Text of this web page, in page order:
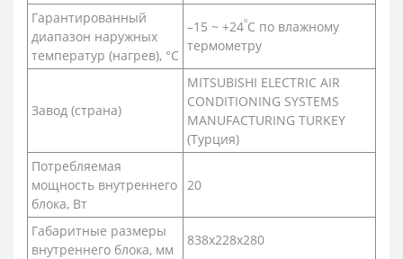
Гарантированный
диапазон наружных
температур (нагрев), °С
–15 ~ +24ºC по влажному
термометру
Завод (страна)
MITSUBISHI ELECTRIC AIR
CONDITIONING SYSTEMS
MANUFACTURING TURKEY
(Турция)
Потребляемая
мощность внутреннего
блока, Вт
20
Габаритные размеры
внутреннего блока, мм
838x228x280